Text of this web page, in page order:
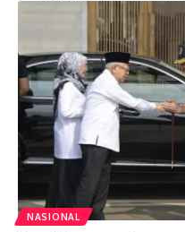
NASIONAL